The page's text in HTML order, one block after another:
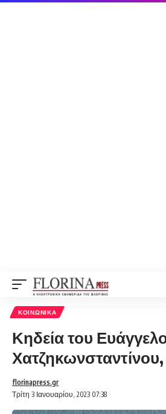
ΚΟΙΝΩΝΙΚΆ
Κηδεία του
Τρίτη 3 Ιανουαρίου, 2023 07:38
florinapress.gr